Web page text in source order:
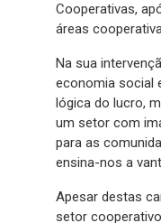
Cooperativas,
áreas
Na sua
economia social
lógica do lucro,
um setor com
para as
ensina-nos a
Apesar destas
setor